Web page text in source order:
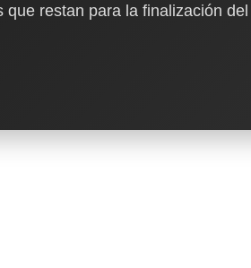
restan para la finalización del